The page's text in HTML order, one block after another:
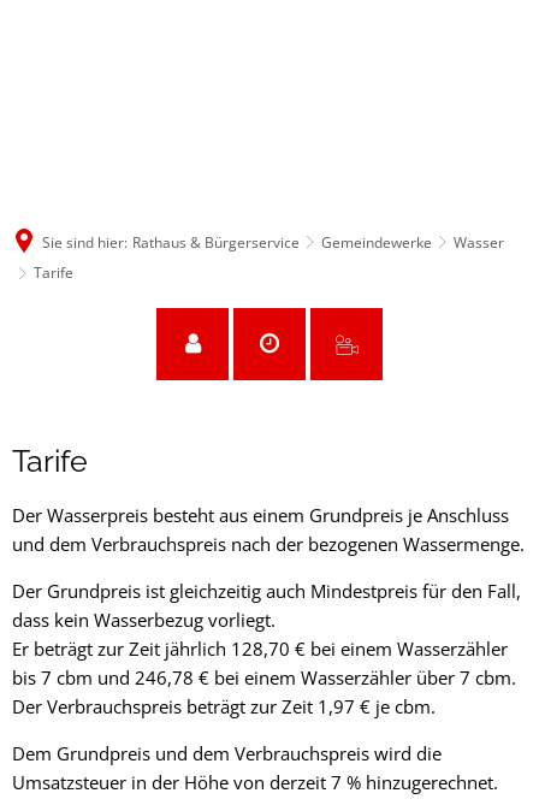
Sie sind hier: Rathaus & Bürgerservice Gemeindewerke
Wasser
Tarife
Tarife
Tarife
Der Wasserpreis besteht aus einem Grundpreis je Anschluss
und dem Verbrauchspreis nach der bezogenen Wassermenge.
Der Grundpreis ist gleichzeitig auch Mindestpreis für den Fall,
dass kein Wasserbezug vorliegt.
Er beträgt zur Zeit jährlich 128,70 € bei einem Wasserzähler
bis 7 cbm und 246,78 € bei einem Wasserzähler über 7 cbm.
Der Verbrauchspreis beträgt zur Zeit 1,97 € je cbm.
Dem Grundpreis und dem Verbrauchspreis wird die
Umsatzsteuer in der Höhe von derzeit 7 % hinzugerechnet.